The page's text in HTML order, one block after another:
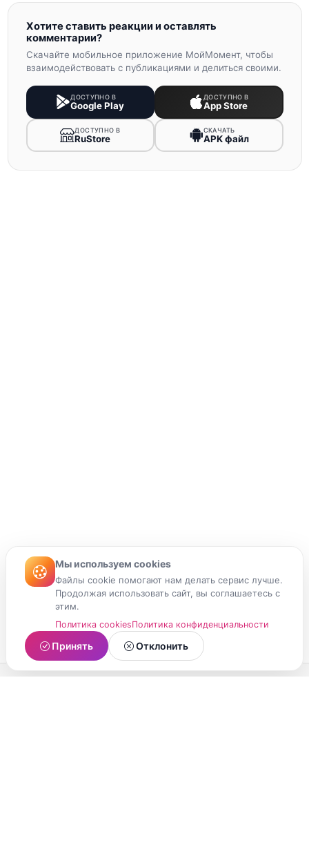
Хотите ставить реакции и оставлять
комментарии?
Скачайте мобильное приложение МойМомент, чтобы
взаимодействовать с публикациями и делиться своими.
ДОСТУПНО В
Google Play
ДОСТУПНО В
App Store
ДОСТУПНО В
RuStore
СКАЧАТЬ
APK файл
Мы используем cookies
Файлы cookie помогают нам делать сервис лучше.
Продолжая использовать сайт, вы соглашаетесь с
этим.
Политика cookiesПолитика конфиденциальности
Принять Отклонить